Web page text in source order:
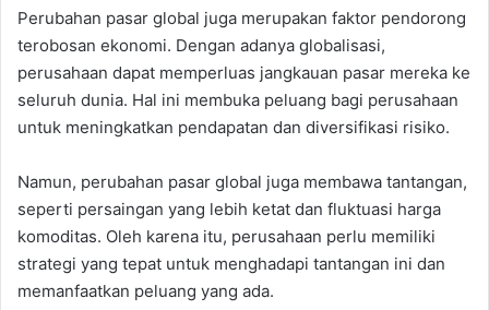
Perubahan pasar global juga merupakan faktor pendorong
terobosan ekonomi. Dengan adanya globalisasi,
perusahaan dapat memperluas jangkauan pasar mereka ke
seluruh dunia. Hal ini membuka peluang bagi perusahaan
untuk meningkatkan pendapatan dan diversifikasi risiko.
Namun, perubahan pasar global juga membawa tantangan,
seperti persaingan yang lebih ketat dan fluktuasi harga
komoditas. Oleh karena itu, perusahaan perlu memiliki
strategi yang tepat untuk menghadapi tantangan ini dan
memanfaatkan peluang yang ada.